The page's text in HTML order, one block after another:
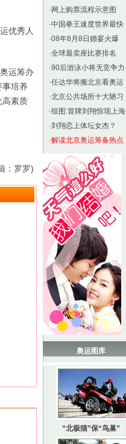
优秀人
运筹办
事培养
高素质
：罗罗)
· 网上购票流程示意图
·中国拳王速度世界最快
·08年8月8日婚宴火爆
·全球最卖座比赛排名
·90后游泳小将无竞争力
·任达华将搬北京看奥运
·北京公共场所十大陋习
·组图:冒牌刘翔惊现上海
·刘翔恋上体坛女杰？
·解读北京奥运筹备热点
奥运图库
“北极猫”保“鸟巢”